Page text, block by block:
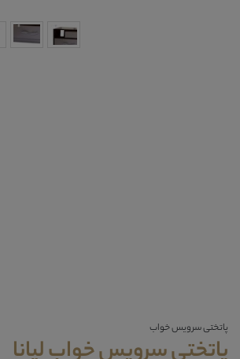
پاتختی سرویس خواب